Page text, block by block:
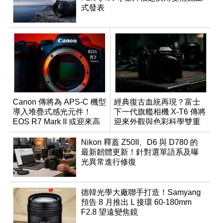
式發表
Canon 傳將為 APS-C 機型
導入堆疊式感光元件！
EOS R7 Mark II 或迎來高
速讀出升級
經典復古血統再現？富士
下一代旗艦相機 X-T6 傳將
迎來外觀與色彩科學雙重
優化
Nikon 釋蓋 Z50II、D6 與 D780 的
最新韌體更新！針對選單語系及曝
光異常進行修復
德韓光學大廠聯手打造！Samyang
預告 8 月推出 L 接環 60-180mm
F2.8 望遠變焦鏡